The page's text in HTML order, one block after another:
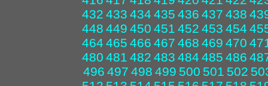
432 433 434 435 436 437 438
448 449 450 451 452 453 454
464 465 466 467 468 469 470
480 481 482 483 484 485 486
496 497 498 499 500 501 502